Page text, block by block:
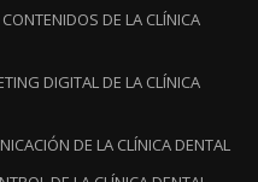
DE LA CLÍNICA
DIGITAL DE LA CLÍNICA
DE LA CLÍNICA DENTAL